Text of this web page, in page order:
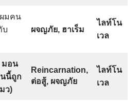
ผมคน
บ
ผจญภัย, ฮาเร็ม
ไลท์โน
เวล
มอน
นนี้ถูก
ว)
Reincarnation,
ต่อสู้, ผจญภัย
ไลท์โน
เวล